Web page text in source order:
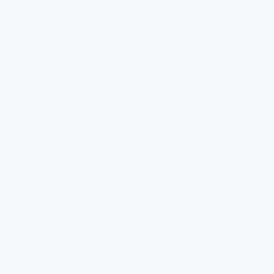
the chart can have up to 5 values: minimum, lower